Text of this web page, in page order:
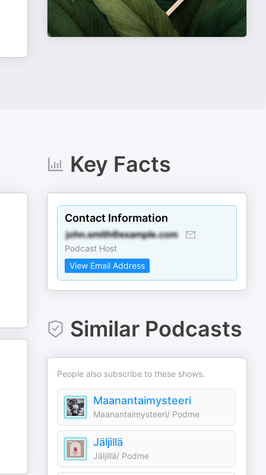
Key Facts
Contact Information
Podcast Host
View Email Address
Similar Podcasts
People also subscribe to these shows.
Maanantaimysteeri
Maanantaimysteeri/ Podme
Jäljillä
Jäljillä/ Podme